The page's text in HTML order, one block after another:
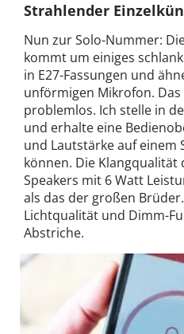
Strahlender
Nun zur Solo-Nummer:
kommt um einiges
in E27-Fassungen und
unförmigen Mikrofon.
problemlos. Ich stelle in
und erhalte eine
und Lautstärke auf einem
können. Die Klangqualität
Speakers mit 6 Watt
als das der großen
Lichtqualität und Dimm-
Abstriche.